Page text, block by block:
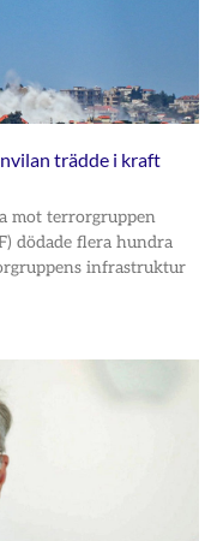
trädde i kraft
mot terrorgruppen
dödade flera hundra
infrastruktur